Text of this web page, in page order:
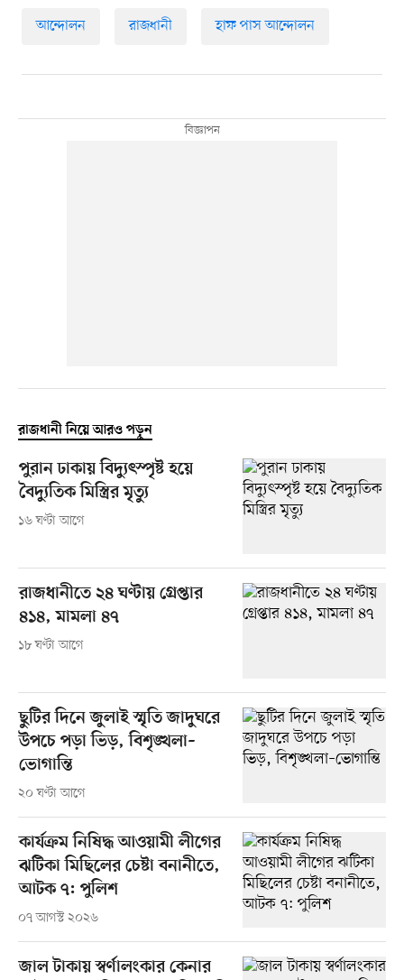
আন্দোলন রাজধানী হাফ পাস আন্দোলন
রাজধানী নিয়ে আরও পড়ুন
পুরান ঢাকায় বিদ্যুৎস্পৃষ্ট হয়ে
বৈদ্যুতিক মিস্ত্রির মৃত্যু
১৬ ঘণ্টা আগে
রাজধানীতে ২৪ ঘণ্টায় গ্রেপ্তার
৪১৪, মামলা ৪৭
১৮ ঘণ্টা আগে
ছুটির দিনে জুলাই স্মৃতি জাদুঘরে
উপচে পড়া ভিড়, বিশৃঙ্খলা–
ভোগান্তি
২০ ঘণ্টা আগে
কার্যক্রম নিষিদ্ধ আওয়ামী লীগের
ঝটিকা মিছিলের চেষ্টা বনানীতে,
আটক ৭: পুলিশ
০৭ আগস্ট ২০২৬
জাল টাকায় স্বর্ণালংকার কেনার